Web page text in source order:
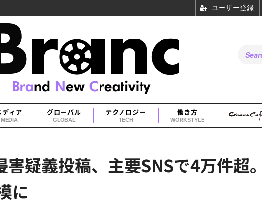
ディア
MEDIA
グローバル
GLOBAL
テクノロジー
TECH
働き方
WORKSTYLE
疑義投稿、主要SNSで4万件超
に
ユーザー登録